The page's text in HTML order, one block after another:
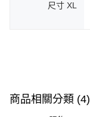
尺寸 XL
商品相關分類 (4)